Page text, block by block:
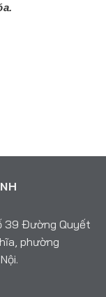
.
39 Đường Quyết
phường